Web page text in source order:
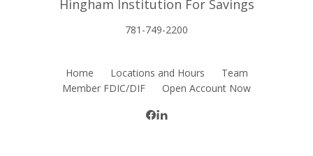
Hingham Institution For Savings
781-749-2200
Home Locations and Hours
Team
Member FDIC/DIF
Open Account Now